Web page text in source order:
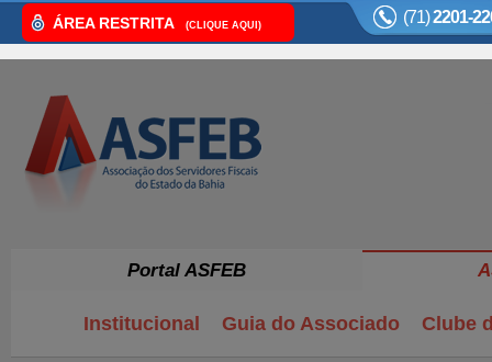
ÁREA RESTRITA (CLIQUE AQUI) (71)2201-
Portal ASFEB
Institucional Guia do Associado Clube